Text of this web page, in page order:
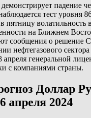
падение
тест уровня
пятницу волатильность
на Ближнем
сообщения о решение
нефтегазового
апреля генеральной
с компаниями страны.
Доллар
апреля 2024